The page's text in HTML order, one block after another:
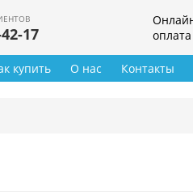
17
купить О нас Контакты